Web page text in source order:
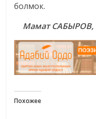
болмок.
Мамат САБЫРОВ,
Похожее